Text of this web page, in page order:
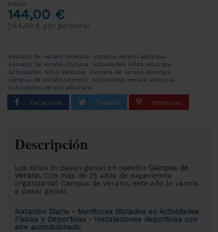
Precio
144,00 €
(144,00 € por persona)
escuela de verano valencia
campus verano alboraya
escuela de verano olympia
actividades niños alboraya
actividades niños valencia
Escuela de verano alboraya
campus de verano olympia
actividades verano valencia
actividades verano alboraya
Descripción
Los niños lo pasan genial en nuestro Campus de
Verano. Con más de 25 años de experiencia
organizando Campus de Verano, este año lo vamos
a pasar genial
Natación Diaria - Monitores titulados en Actividades
Físicas y Deportivas - Instalaciones deportivas con
aire acondicionado